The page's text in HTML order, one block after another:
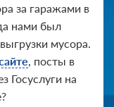
за гаражами в
нами был
мусора.
, посты в
Госуслуги на